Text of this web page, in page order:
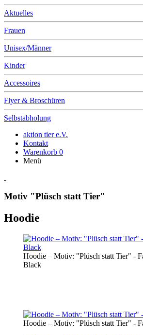
Aktuelles
Frauen
Unisex/Männer
Kinder
Accessoires
Flyer & Broschüren
Selbstabholung
aktion tier e.V.
Kontakt
Warenkorb 0
Menü
Motiv "Plüsch statt Tier"
Hoodie
Hoodie – Motiv: "Plüsch statt Tier" -
Black
Hoodie – Motiv: "Plüsch statt Tier" -